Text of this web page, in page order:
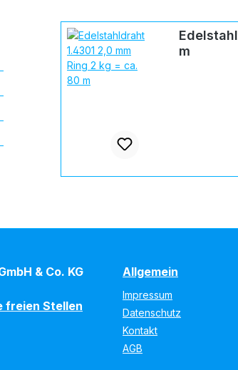
Edelstahldraht
m
& Co. KG
freien Stellen
Allgemein
Impressum
Datenschutz
Kontakt
AGB